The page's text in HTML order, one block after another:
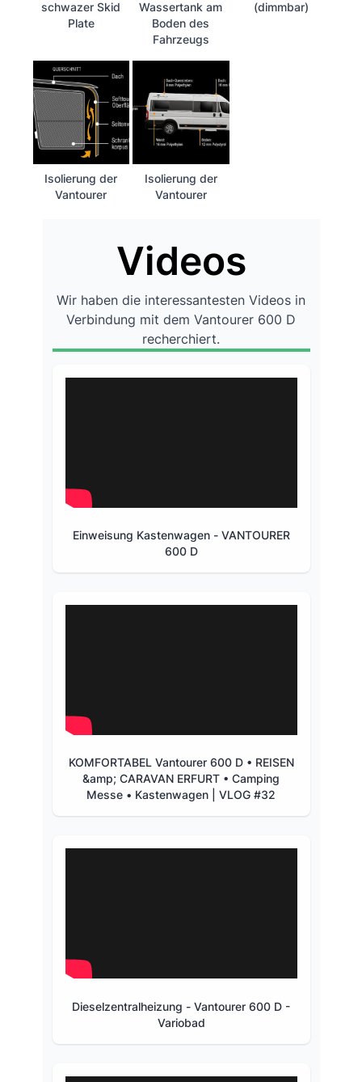
schwazer Skid
Plate
Wassertank am
Boden des
Fahrzeugs
(dimmbar)
Isolierung der
Vantourer
Isolierung der
Vantourer
Videos
Wir haben die interessantesten Videos in
Verbindung mit dem Vantourer 600 D
recherchiert.
Einweisung Kastenwagen - VANTOURER
600 D
KOMFORTABEL Vantourer 600 D • REISEN
&amp; CARAVAN ERFURT • Camping
Messe • Kastenwagen | VLOG #32
Dieselzentralheizung - Vantourer 600 D -
Variobad